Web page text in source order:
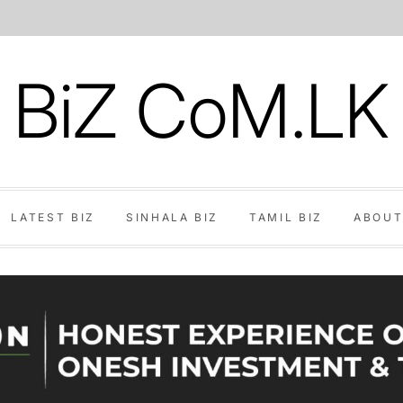
BiZ CoM.LK
LATEST BIZ SINHALA BIZ TAMIL BIZ